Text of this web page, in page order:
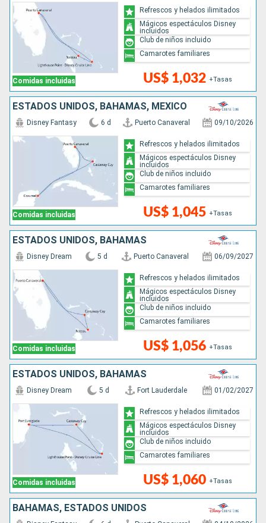
Comidas incluidas US$ 1,032 +Tasas
Refrescos y helados ilimitados
Mágicos espectáculos Disney
incluidos
Club de niños incluido
Camarotes familiares
ESTADOS UNIDOS, BAHAMAS, MÉXICO
Comidas incluidas
Disney Fantasy 6 d Puerto Canaveral 09/10/2026
US$ 1,045 +Tasas
Refrescos y helados ilimitados
Mágicos espectáculos Disney
incluidos
Club de niños incluido
Camarotes familiares
ESTADOS UNIDOS, BAHAMAS
Comidas incluidas
Disney Dream 5 d Puerto Canaveral 06/09/2027
US$ 1,056 +Tasas
Refrescos y helados ilimitados
Mágicos espectáculos Disney
incluidos
Club de niños incluido
Camarotes familiares
ESTADOS UNIDOS, BAHAMAS
Comidas incluidas
Disney Dream 5 d Fort Lauderdale 01/02/2027
US$ 1,060 +Tasas
Refrescos y helados ilimitados
Mágicos espectáculos Disney
incluidos
Club de niños incluido
Camarotes familiares
BAHAMAS, ESTADOS UNIDOS